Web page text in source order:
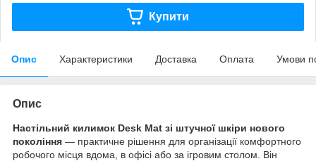
Купити
Опис Характеристики Доставка Оплата Умови
Опис
Настільний килимок Desk Mat зі штучної шкіри нового
покоління — практичне рішення для організації комфортного
робочого місця вдома, в офісі або за ігровим столом. Він